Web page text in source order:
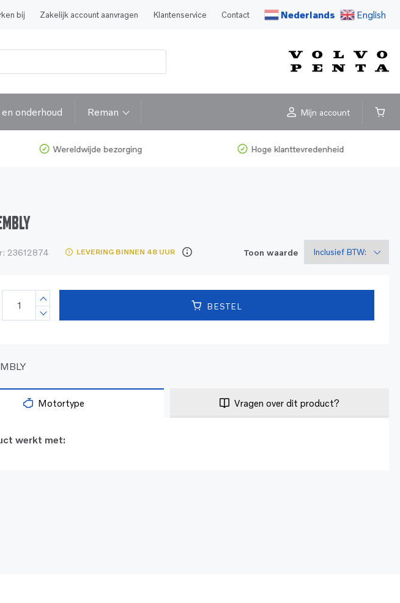
bij Zakelijk account aanvragen Klantenservice Contact Nederlands English
onderhoud Reman Mijn account
Wereldwijde bezorging Hoge klanttevredenheid
23612874 LEVERING BINNEN 48 UUR Toon waarde
BESTEL
Motortype Vragen over dit product?
werkt met: